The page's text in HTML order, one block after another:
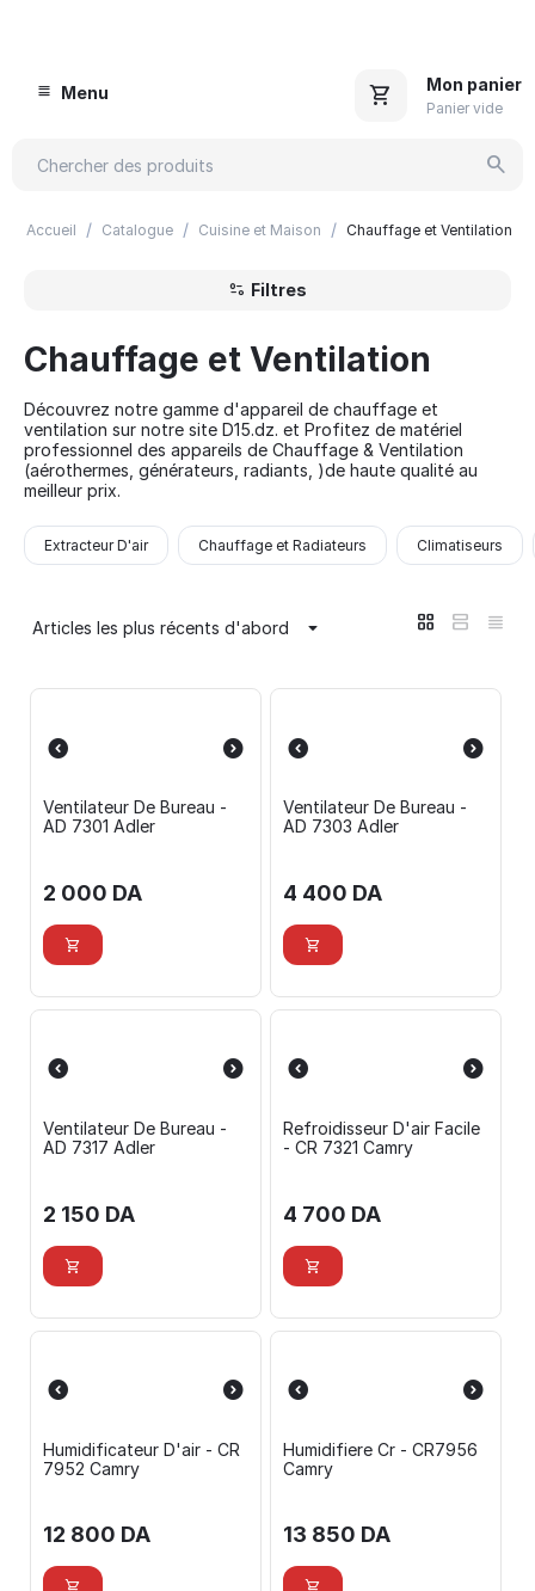
Menu Mon panier
Panier vide
Accueil / Catalogue / Cuisine et Maison / Chauffage et Ventilation
Filtres
Chauffage et Ventilation
Découvrez notre gamme d'appareil de chauffage et
ventilation sur notre site D15.dz. et Profitez de matériel
professionnel des appareils de Chauffage & Ventilation
(aérothermes, générateurs, radiants, )de haute qualité au
meilleur prix.
Extracteur D'air Chauffage et Radiateurs Climatiseurs
Articles les plus récents d'abord
Ventilateur De Bureau -
AD 7301 Adler
2 000 DA
Ventilateur De Bureau -
AD 7303 Adler
4 400 DA
Ventilateur De Bureau -
AD 7317 Adler
2 150 DA
Refroidisseur D'air Facile
- CR 7321 Camry
4 700 DA
Humidificateur D'air - CR
7952 Camry
12 800 DA
Humidifiere Cr - CR7956
Camry
13 850 DA